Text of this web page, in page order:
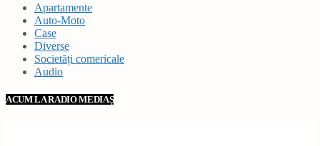
Apartamente
Auto-Moto
Case
Diverse
Societăți comericale
Audio
ACUM LA RADIO MEDIAȘ